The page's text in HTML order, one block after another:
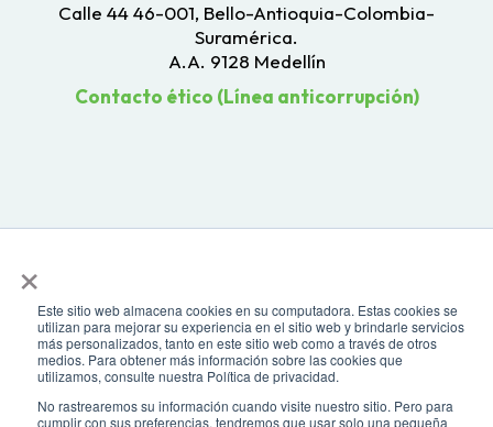
×
Este sitio web almacena cookies en su computadora. Estas cookies se
utilizan para mejorar su experiencia en el sitio web y brindarle servicios
más personalizados, tanto en este sitio web como a través de otros
medios. Para obtener más información sobre las cookies que
utilizamos, consulte nuestra Política de privacidad.
No rastrearemos su información cuando visite nuestro sitio. Pero para
cumplir con sus preferencias, tendremos que usar solo una pequeña
Calle 44 46-001, Bello-Antioquia-Colombia-
Suramérica.
A.A. 9128 Medellín
Contacto ético (Línea anticorrupción)
Todos los derechos reservados. Recomendamos usar una resolución de
Edge, Google Chrome o Mozilla Firefox